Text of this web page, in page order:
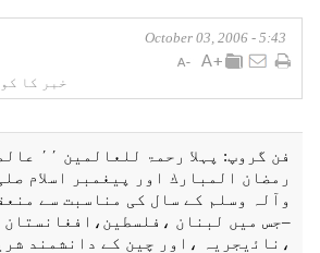
5:43 - October 03, 2006
خبر کا
فن گروپ:
رمضان المبارك اور پيغمبر اسلام
وآلہ وسلم كے سال كی مناسبت سے
–جس میں لبنان ،فلسطين،افغانستان
،ناﺋيجریہ ،اور چين كے دانشمند